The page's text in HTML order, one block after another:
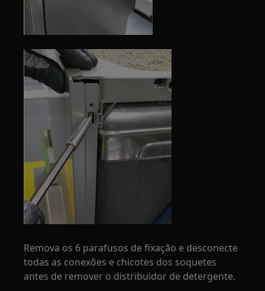
Remova os 6 parafusos de fixação e desconecte
todas as conexões e chicotes dos soquetes
antes de remover o distribuidor de detergente.